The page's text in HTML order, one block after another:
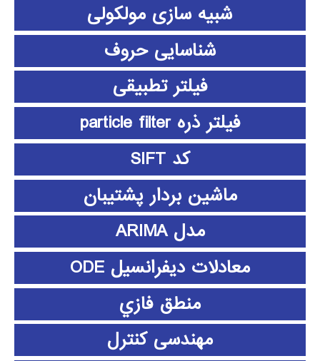
شبیه سازی مولکولی
شناسایی حروف
فیلتر تطبیقی
فیلتر ذره particle filter
کد SIFT
ماشین بردار پشتیبان
مدل ARIMA
معادلات دیفرانسیل ODE
منطق فازي
مهندسی کنترل